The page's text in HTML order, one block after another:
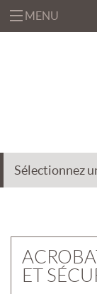
MENU
INFORMATIQUE
MANAGEMENT
&
FORMATION
DÉLÉGATION
FORMATEURS
CENTRE
PRÉSENTIEL
INTRA
PRÉSENTIEL
Sélectionnez
ET